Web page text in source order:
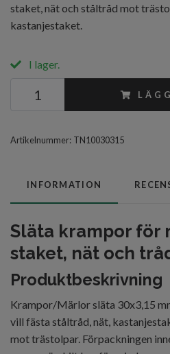
staket, nät och ståltråd mot
kastanjestaket.
I lager.
Artikelnummer: TN10030315
INFORMATION
Släta krampor för
staket, nät och
Produktbeskrivning
Krampor/Märlor släta 30x3,15
vill fästa ståltråd, nät,
mot trästolpar. Förpackningen